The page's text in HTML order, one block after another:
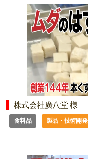
株式会社廣八堂 様
食料品 製品・技術開発